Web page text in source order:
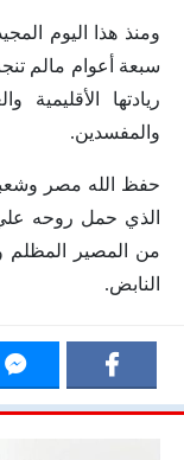
ومنذ هذا اليوم
ريادتها الأقليمية
والمفسدين.
حفظ الله مصر
الذي حمل روحه
من المصير المظلم
النابض.